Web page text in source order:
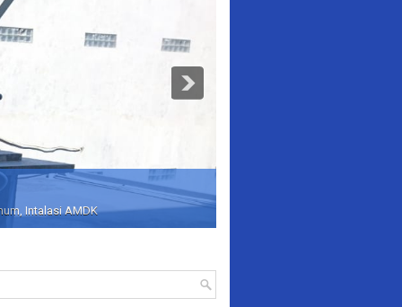
Intalasi AMDK